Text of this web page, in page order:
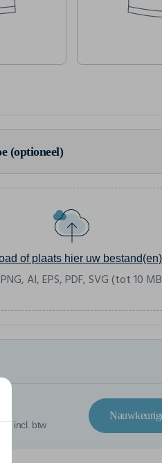
(optioneel)
of plaats hier uw bestand(en)
AI, EPS, PDF, SVG (tot 10
€ incl. btw